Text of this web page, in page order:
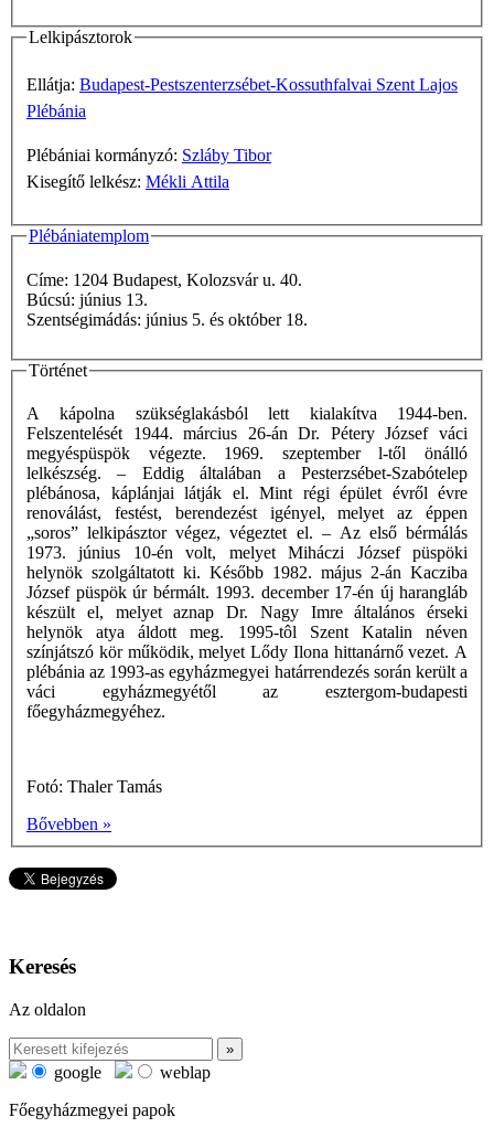
Lelkipásztorok
Ellátja: Budapest-Pestszenterzsébet-Kossuthfalvai Szent Lajos
Plébánia
Plébániai kormányzó: Szláby Tibor
Kisegítő lelkész: Mékli Attila
Plébániatemplom
Címe: 1204 Budapest, Kolozsvár u. 40.
Búcsú: június 13.
Szentségimádás: június 5. és október 18.
Történet
A kápolna szükséglakásból lett kialakítva 1944-ben.
Felszentelését 1944. március 26-án Dr. Pétery József váci
megyéspüspök végezte. 1969. szeptember l-től önálló
lelkészség. – Eddig általában a Pesterzsébet-Szabótelep
plébánosa, káplánjai látják el. Mint régi épület évről évre
renoválást, festést, berendezést igényel, melyet az éppen
„soros” lelkipásztor végez, végeztet el. – Az első bérmálás
1973. június 10-én volt, melyet Miháczi József püspöki
helynök szolgáltatott ki. Később 1982. május 2-án Kacziba
József püspök úr bérmált. 1993. december 17-én új harangláb
készült el, melyet aznap Dr. Nagy Imre általános érseki
helynök atya áldott meg. 1995-tôl Szent Katalin néven
színjátszó kör működik, melyet Lődy Ilona hittanárnő vezet. A
plébánia az 1993-as egyházmegyei határrendezés során került a
váci egyházmegyétől az esztergom-budapesti
főegyházmegyéhez.
Fotó: Thaler Tamás
Bővebben »
Keresés
Az oldalon
google
weblap
Főegyházmegyei papok